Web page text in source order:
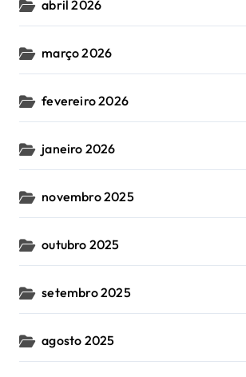
abril 2026
março 2026
fevereiro 2026
janeiro 2026
novembro 2025
outubro 2025
setembro 2025
agosto 2025